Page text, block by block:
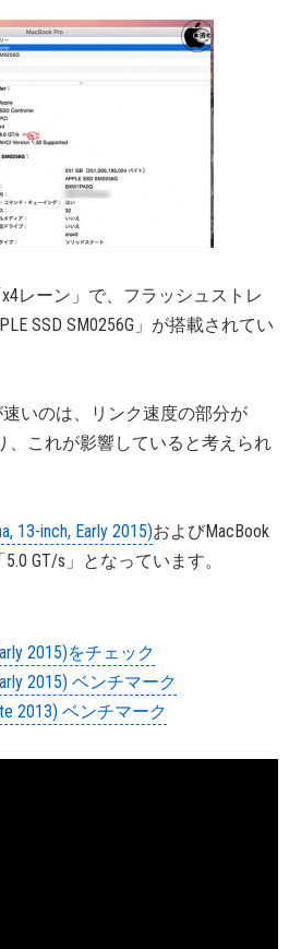
レーン」で、フラッシュストレ
SSD SM0256G」が搭載されてい
いのは、リンク速度の部分が
、これが影響していると考えられ
13-inch, Early 2015)およびMacBook
5.0 GT/s」となっています。
2015)をチェック
2015) ベンチマーク
2013) ベンチマーク